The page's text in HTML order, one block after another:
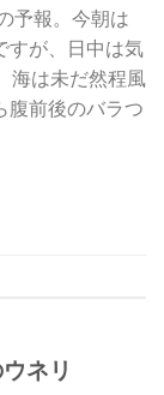
予報。今朝は
すが、日中は気
海は未だ然程風
腹前後のバラつ
ネリ